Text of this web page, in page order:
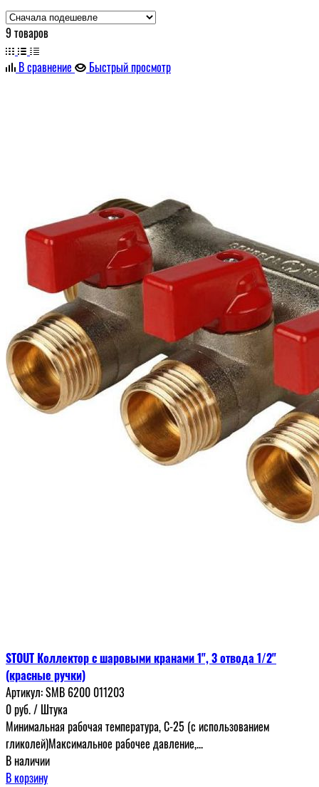
9 товаров
В сравнение
Быстрый просмотр
STOUT Коллектор с шаровыми кранами 1", 3 отвода 1/2"
(красные ручки)
Артикул:SMB 6200 011203
0руб./ Штука
Минимальная рабочая температура, С-25 (с использованием
гликолей)Максимальное рабочее давление,...
В наличии
В корзину